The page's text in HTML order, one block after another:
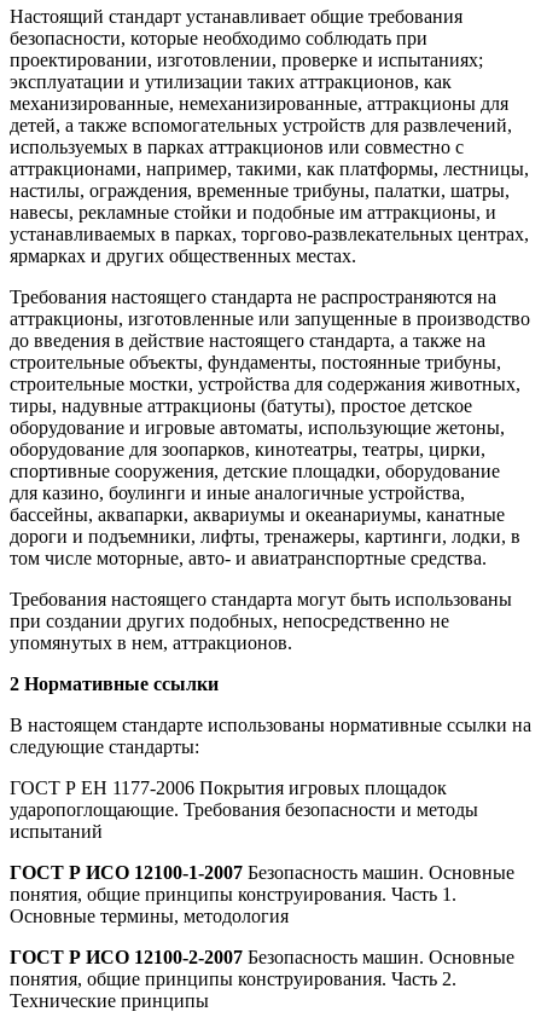
Настоящий стандарт устанавливает общие требования
безопасности, которые необходимо соблюдать при
проектировании, изготовлении, проверке и испытаниях;
эксплуатации и утилизации таких аттракционов, как
механизированные, немеханизированные, аттракционы для
детей, а также вспомогательных устройств для развлечений,
используемых в парках аттракционов или совместно с
аттракционами, например, такими, как платформы, лестницы,
настилы, ограждения, временные трибуны, палатки, шатры,
навесы, рекламные стойки и подобные им аттракционы, и
устанавливаемых в парках, торгово-развлекательных центрах,
ярмарках и других общественных местах.
Требования настоящего стандарта не распространяются на
аттракционы, изготовленные или запущенные в производство
до введения в действие настоящего стандарта, а также на
строительные объекты, фундаменты, постоянные трибуны,
строительные мостки, устройства для содержания животных,
тиры, надувные аттракционы (батуты), простое детское
оборудование и игровые автоматы, использующие жетоны,
оборудование для зоопарков, кинотеатры, театры, цирки,
спортивные сооружения, детские площадки, оборудование
для казино, боулинги и иные аналогичные устройства,
бассейны, аквапарки, аквариумы и океанариумы, канатные
дороги и подъемники, лифты, тренажеры, картинги, лодки, в
том числе моторные, авто- и авиатранспортные средства.
Требования настоящего стандарта могут быть использованы
при создании других подобных, непосредственно не
упомянутых в нем, аттракционов.
2 Нормативные ссылки
В настоящем стандарте использованы нормативные ссылки на
следующие стандарты:
ГОСТ Р ЕН 1177-2006 Покрытия игровых площадок
ударопоглощающие. Требования безопасности и методы
испытаний
ГОСТ Р ИСО 12100-1-2007 Безопасность машин. Основные
понятия, общие принципы конструирования. Часть 1.
Основные термины, методология
ГОСТ Р ИСО 12100-2-2007 Безопасность машин. Основные
понятия, общие принципы конструирования. Часть 2.
Технические принципы